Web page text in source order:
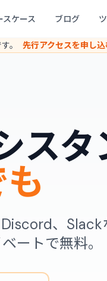
スケース ブログ
。 先行アクセスを申し
タ
、Slack
ートで無料。